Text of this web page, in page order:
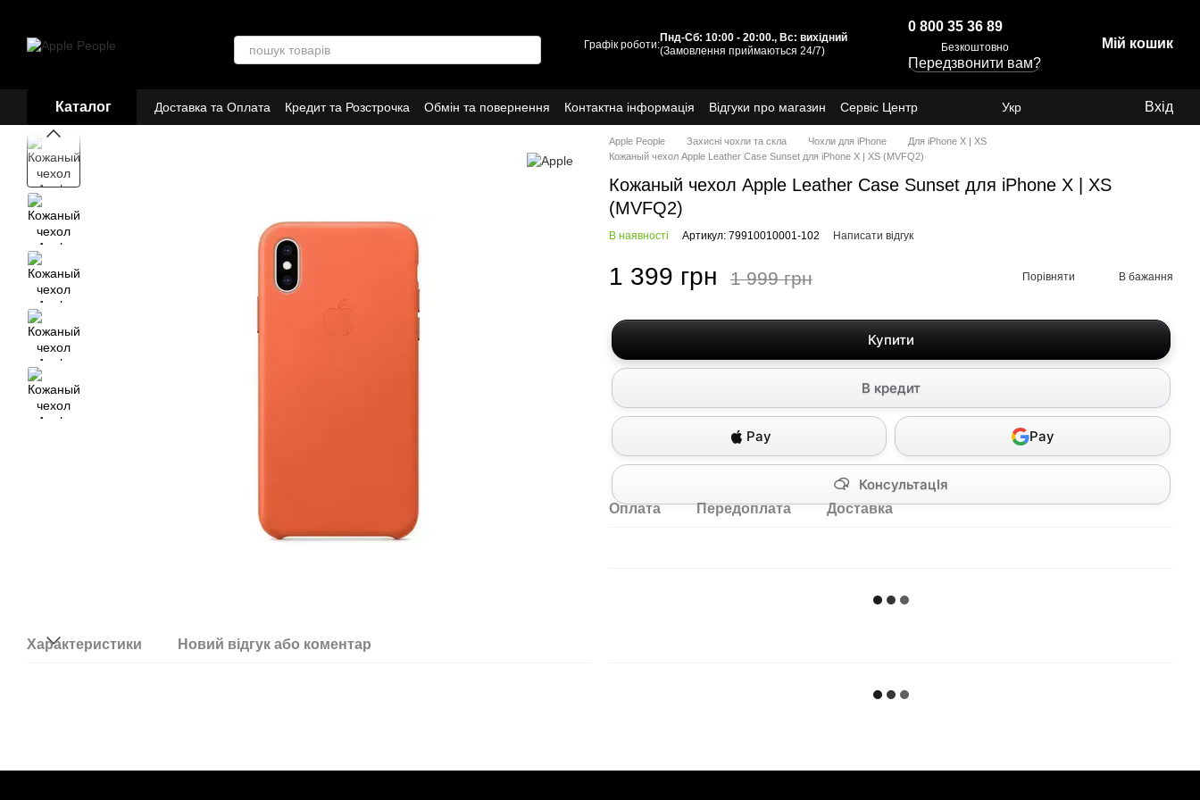
Графік роботи:
Пнд-Сб: 10:00 - 20:00., Вс: вихідний
(Замовлення приймаються 24/7)
0 800 35 36 89
Безкоштовно
Передзвонити вам?
Мій кошик
Каталог Доставка та Оплата Кредит та Розстрочка Обмін та повернення Контактна інформація Відгуки про магазин
Сервіс Центр
Договір публічної оферти
Партнери Про нас
Укр Вхід
Характеристики Новий відгук або коментар
Apple People Захисні чохли та скла Чохли для iPhone
Для iPhone X | XS
Кожаный чехол Apple Leather Case Sunset для iPhone X | XS (MVFQ2)
Кожаный чехол Apple Leather Case Sunset для iPhone X | XS
(MVFQ2)
В наявності Артикул: 79910010001-102 Написати відгук
1 399 грн 1 999 грн Порівняти В бажання
Купити
В кредит
КонсультацІя
Pay Pay
Оплата Передоплата Доставка